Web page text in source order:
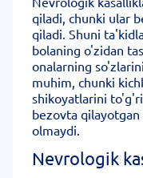
qiladi, chunki ular
qiladi. Shuni
bolaning o'zidan
onalarning
muhim, chunki
shikoyatlarini
bezovta
olmaydi.
Nevrologik